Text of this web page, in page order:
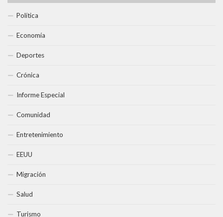
Política
Economía
Deportes
Crónica
Informe Especial
Comunidad
Entretenimiento
EEUU
Migración
Salud
Turismo